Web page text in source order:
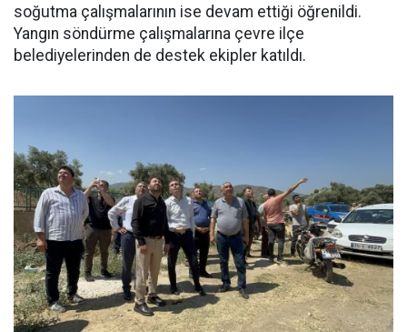
soğutma çalışmalarının ise devam ettiği öğrenildi.
Yangın söndürme çalışmalarına çevre ilçe
belediyelerinden de destek ekipler katıldı.